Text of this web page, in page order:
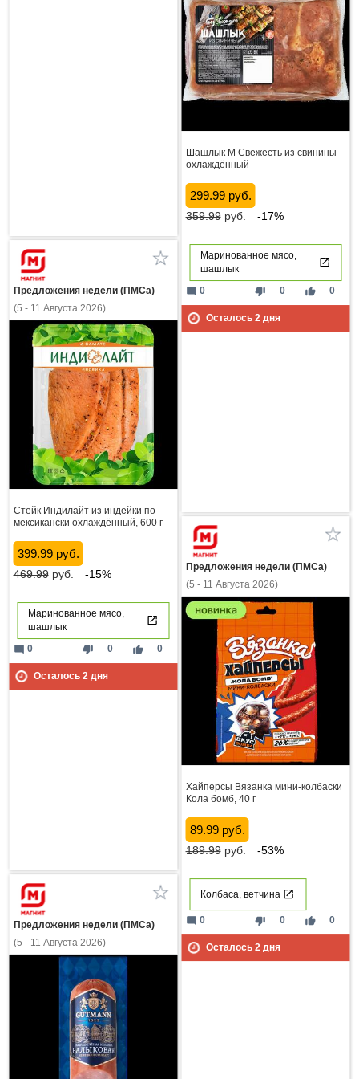
Шашлык М Свежесть из свинины
охлаждённый
299.99 руб.
359.99руб. -17%
Маринованное мясо,
шашлык
thumb_down 0 thumb_up 0
mode_comment 0
Осталось 2дня
Предложения недели (ПМСа)
(5 - 11 Августа 2026)
Стейк Индилайт из индейки по-
мексикански охлаждённый, 600 г
399.99 руб.
469.99руб. -15%
Маринованное мясо,
шашлык
thumb_down 0 thumb_up 0
mode_comment 0
Осталось 2дня
Предложения недели (ПМСа)
(5 - 11 Августа 2026)
Хайперсы Вязанка мини-колбаски
Кола бомб, 40 г
89.99 руб.
189.99руб. -53%
Колбаса, ветчина
thumb_down 0 thumb_up 0
mode_comment 0
Осталось 2дня
Предложения недели (ПМСа)
(5 - 11 Августа 2026)